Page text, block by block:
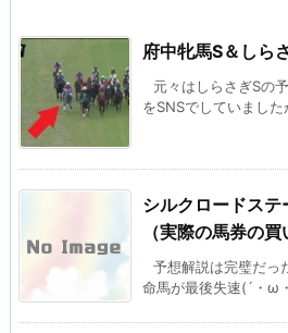
府中牝馬S＆しら
元々はしらさぎSの
をSNSでしていまし
シルクロードステ
（実際の馬券の買
予想解説は完璧だっ
命馬が最後失速(´・ω